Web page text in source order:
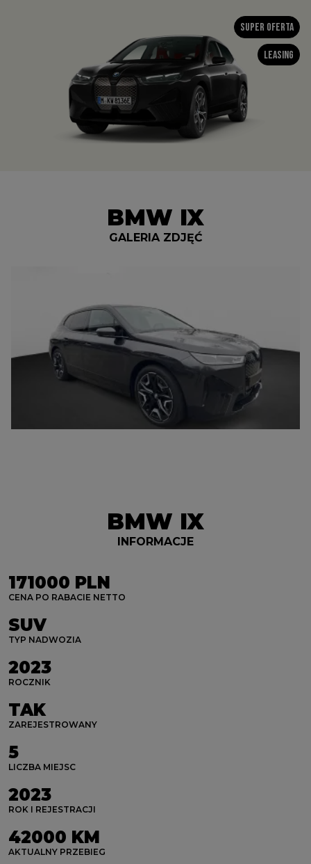
Super oferta
Leasing
BMW IX
GALERIA ZDJĘĆ
BMW IX
INFORMACJE
171000 PLN
CENA PO RABACIE NETTO
SUV
TYP NADWOZIA
2023
ROCZNIK
TAK
ZAREJESTROWANY
5
LICZBA MIEJSC
2023
ROK I REJESTRACJI
42000 KM
AKTUALNY PRZEBIEG